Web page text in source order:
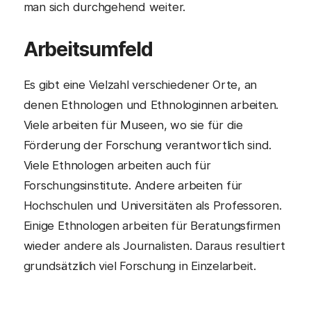
man sich durchgehend weiter.
Arbeitsumfeld
Es gibt eine Vielzahl verschiedener Orte, an
denen Ethnologen und Ethnologinnen arbeiten.
Viele arbeiten für Museen, wo sie für die
Förderung der Forschung verantwortlich sind.
Viele Ethnologen arbeiten auch für
Forschungsinstitute. Andere arbeiten für
Hochschulen und Universitäten als Professoren.
Einige Ethnologen arbeiten für Beratungsfirmen
wieder andere als Journalisten. Daraus resultiert
grundsätzlich viel Forschung in Einzelarbeit.